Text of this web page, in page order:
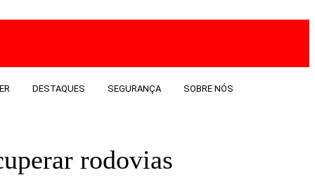
DESTAQUES SEGURANÇA SOBRE NÓS
rodovias